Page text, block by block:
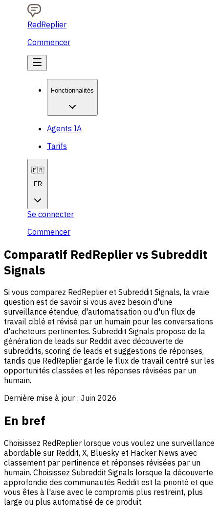
RedReplier
Commencer
Fonctionnalités
Agents IA
Tarifs
🇫🇷
FR
Se connecter
Commencer
Comparatif RedReplier vs Subreddit
Signals
Si vous comparez RedReplier et Subreddit Signals, la vraie
question est de savoir si vous avez besoin d'une
surveillance étendue, d'automatisation ou d'un flux de
travail ciblé et révisé par un humain pour les conversations
d'acheteurs pertinentes. Subreddit Signals propose de la
génération de leads sur Reddit avec découverte de
subreddits, scoring de leads et suggestions de réponses,
tandis que RedReplier garde le flux de travail centré sur les
opportunités classées et les réponses révisées par un
humain.
Dernière mise à jour : Juin 2026
En bref
Choisissez RedReplier lorsque vous voulez une surveillance
abordable sur Reddit, X, Bluesky et Hacker News avec
classement par pertinence et réponses révisées par un
humain. Choisissez Subreddit Signals lorsque la découverte
approfondie des communautés Reddit est la priorité et que
vous êtes à l'aise avec le compromis plus restreint, plus
large ou plus automatisé de ce produit.